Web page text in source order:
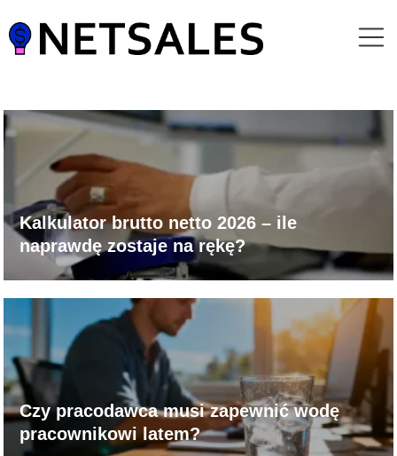
Kalkulator brutto netto 2026 – ile
naprawdę zostaje na rękę?
Czy pracodawca musi zapewnić wodę
pracownikowi latem?